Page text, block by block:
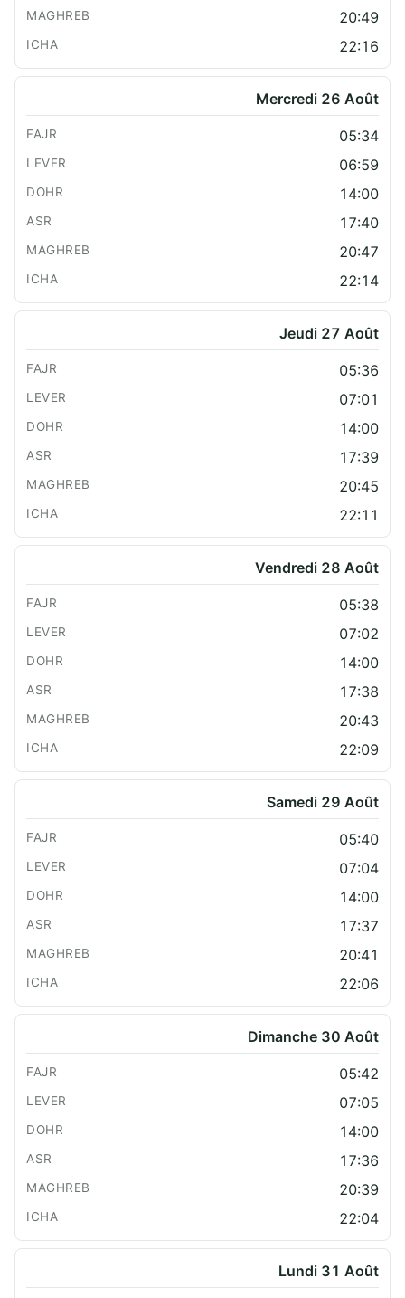
20:49
22:16
Mercredi 26 Août
05:34
06:59
14:00
17:40
20:47
22:14
Jeudi 27 Août
05:36
07:01
14:00
17:39
20:45
22:11
Vendredi 28 Août
05:38
07:02
14:00
17:38
20:43
22:09
Samedi 29 Août
05:40
07:04
14:00
17:37
20:41
22:06
Dimanche 30 Août
05:42
07:05
14:00
17:36
20:39
22:04
Lundi 31 Août